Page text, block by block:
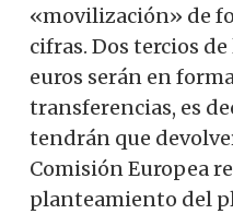
«movilización» de
cifras. Dos tercios
euros serán en
transferencias, es
tendrán que
Comisión Europea
planteamiento del